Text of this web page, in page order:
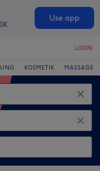
Use app
LOGIN
KOSMETIK MASSAGE